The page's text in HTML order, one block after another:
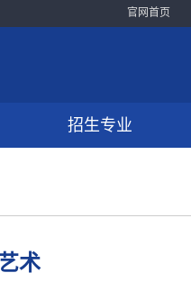
官网首页
招生专业
术